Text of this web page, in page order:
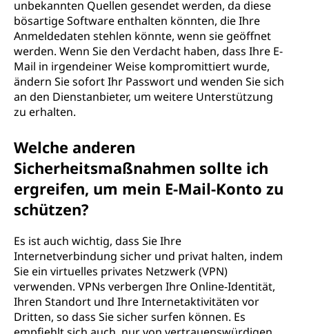
unbekannten Quellen gesendet werden, da diese
bösartige Software enthalten könnten, die Ihre
Anmeldedaten stehlen könnte, wenn sie geöffnet
werden. Wenn Sie den Verdacht haben, dass Ihre E-
Mail in irgendeiner Weise kompromittiert wurde,
ändern Sie sofort Ihr Passwort und wenden Sie sich
an den Dienstanbieter, um weitere Unterstützung
zu erhalten.
Welche anderen
Sicherheitsmaßnahmen sollte ich
ergreifen, um mein E-Mail-Konto zu
schützen?
Es ist auch wichtig, dass Sie Ihre
Internetverbindung sicher und privat halten, indem
Sie ein virtuelles privates Netzwerk (VPN)
verwenden. VPNs verbergen Ihre Online-Identität,
Ihren Standort und Ihre Internetaktivitäten vor
Dritten, so dass Sie sicher surfen können. Es